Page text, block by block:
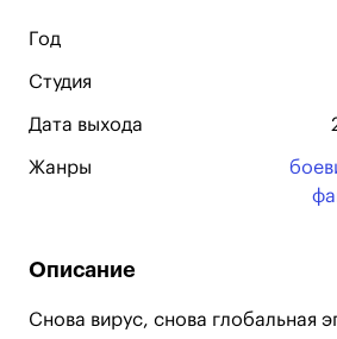
Год
Студия
Дата выхода
Жанры
Описание
Снова вирус, снова глобальная